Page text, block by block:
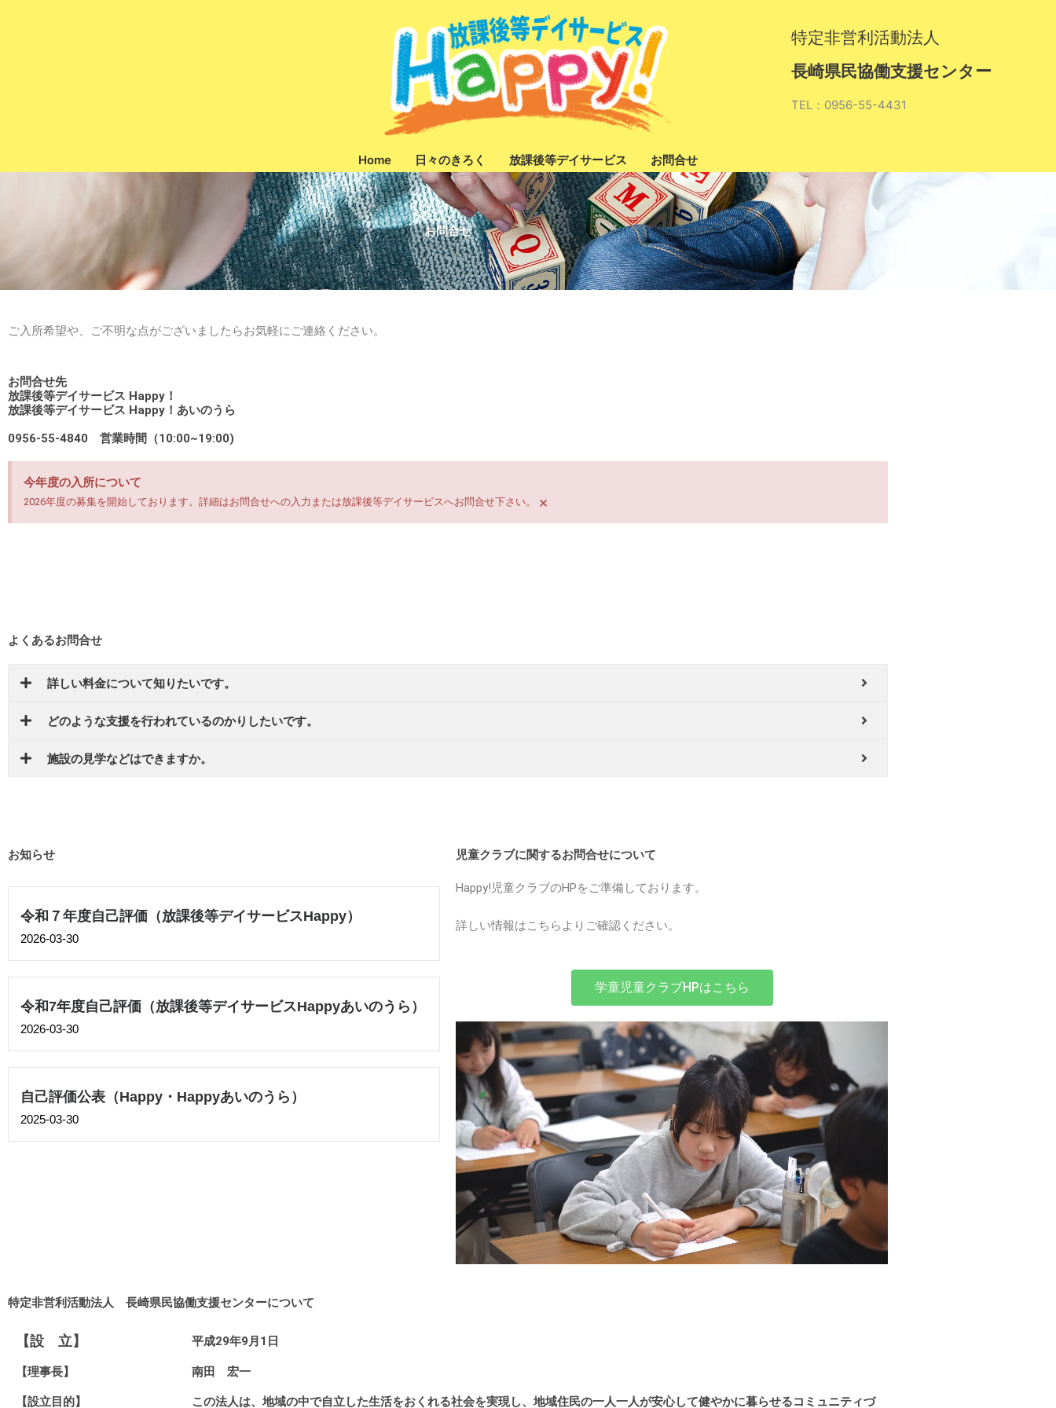
特定非営利活動法人
長崎県民協働支援センター
TEL：0956-55-4431
Home 日々のきろく 放課後等デイサービス お問合せ
お問合せ
ご入所希望や、ご不明な点がございましたらお気軽にご連絡ください。
お問合せ先
放課後等デイサービス Happy！
放課後等デイサービス Happy！あいのうら
0956-55-4840 営業時間（10:00~19:00)
今年度の入所について
2026年度の募集を開始しております。詳細はお問合せへの入力または放課後等デイサービスへお問合せ下さい。 ×
よくあるお問合せ
詳しい料金について知りたいです。
どのような支援を行われているのかりしたいです。
施設の見学などはできますか。
お知らせ
令和７年度自己評価（放課後等デイサービスHappy）
2026-03-30
令和7年度自己評価（放課後等デイサービスHappyあいのうら）
2026-03-30
自己評価公表（Happy・Happyあいのうら）
2025-03-30
児童クラブに関するお問合せについて
Happy! 児童クラブのHPをご準備しております。
詳しい情報はこちらよりご確認ください。
学童児童クラブHPはこちら
特定非営利活動法人 長崎県民協働支援センターについて
【設 立】 平成29年9月1日
【理事長】 南田 宏一
【設立目的】
この法人は、地域の中で自立した生活をおくれる社会を実現し、地域住民の一人一人が安心して健やかに暮らせるコミュニティづ